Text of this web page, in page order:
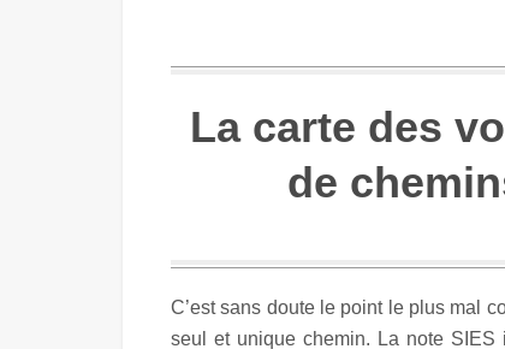
La carte des
de
C’est sans doute le point le plus mal
seul et unique chemin. La note SIES